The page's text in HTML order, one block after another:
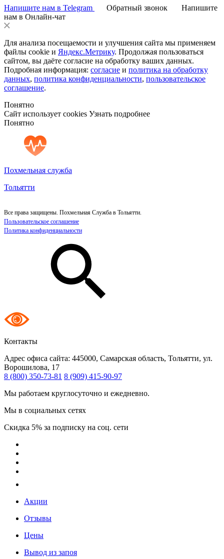
Напишите нам в Telegram
Обратный звонок
Напишите
нам в Онлайн-чат
Для анализа посещаемости и улучшения сайта мы применяем
файлы cookie и Яндекс.Метрику. Продолжая пользоваться
сайтом, вы даёте согласие на обработку ваших данных.
Подробная информация: согласие и политика на обработку
данных, политика конфиденциальности, пользовательское
соглашение.
Понятно
Сайт использует cookies Узнать подробнее
Понятно
Похмельная служба
Тольятти
Все права защищены. Похмельная Служба в Тольятти.
Пользовательское соглашение
Политика конфиденциальности
Контакты
Адрес офиса сайта: 445000, Самарская область, Тольятти, ул.
Ворошилова, 17
8 (800) 350-73-81 8 (909) 415-90-97
Мы работаем круглосуточно и ежедневно.
Мы в социальных сетях
Скидка 5% за подписку на соц. сети
Акции
Отзывы
Цены
Вывод из запоя